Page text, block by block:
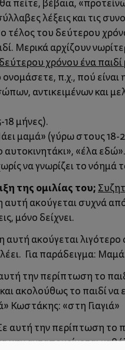
πείτε, βέβαια,
λέξεις και τις
τέλος του δεύτερου
Μερικά αρχίζουν
χρόνου ένα παιδί
ονομάσετε, π.χ., πού είναι
αντικειμένων και
18 μήνες).
μαμά» (γύρω στους 18-
«έλα εδώ».
να γνωρίζει το νόημά
της ομιλίας του;
ακούγεται συχνά
μόνο δείχνει.
ακούγεται λιγότερο
λέει. Για παράδειγμα:
την περίπτωση το
και ακολούθως το παιδί
Κωστάκης: «στη Γιαγιά»
αυτή την περίπτωση το
μην ανταποκρίνεται